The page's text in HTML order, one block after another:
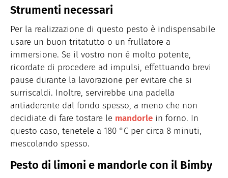
Strumenti necessari
Per la realizzazione di questo pesto è indispensabile
usare un buon tritatutto o un frullatore a
immersione. Se il vostro non è molto potente,
ricordate di procedere ad impulsi, effettuando brevi
pause durante la lavorazione per evitare che si
surriscaldi. Inoltre, servirebbe una padella
antiaderente dal fondo spesso, a meno che non
decidiate di fare tostare le mandorle in forno. In
questo caso, tenetele a 180 °C per circa 8 minuti,
mescolando spesso.
Pesto di limoni e mandorle con il Bimby